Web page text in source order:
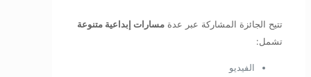
تتيح الجائزة المشاركة عبر عدة مسارات إبداعية متنوعة
تشمل:
الفيديو